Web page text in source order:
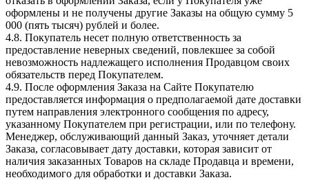
оформлены и не получены другие Заказы на общую сумму 5
000 (пять тысяч) рублей и более.
4.8. Покупатель несет полную ответственность за
предоставление неверных сведений, повлекшее за собой
невозможность надлежащего исполнения Продавцом своих
обязательств перед Покупателем.
4.9. После оформления Заказа на Сайте Покупателю
предоставляется информация о предполагаемой дате доставки
путем направления электронного сообщения по адресу,
указанному Покупателем при регистрации, или по телефону.
Менеджер, обслуживающий данный Заказ, уточняет детали
Заказа, согласовывает дату доставки, которая зависит от
наличия заказанных Товаров на складе Продавца и времени,
необходимого для обработки и доставки Заказа.